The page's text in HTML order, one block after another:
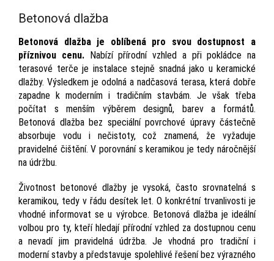
Betonová dlažba
Betonová dlažba je oblíbená pro svou dostupnost a
příznivou cenu.Nabízí přírodní vzhled a při pokládce na
terasové terče je instalace stejně snadná jako u keramické
dlažby. Výsledkem je odolná a nadčasová terasa, která dobře
zapadne k moderním i tradičním stavbám. Je však třeba
počítat s menším výběrem designů, barev a formátů.
Betonová dlažba bez speciální povrchové úpravy částečně
absorbuje vodu i nečistoty, což znamená, že vyžaduje
pravidelné čištění. V porovnání s keramikou je tedy náročnější
na údržbu.
Životnost betonové dlažby je vysoká, často srovnatelná s
keramikou, tedy v řádu desítek let. O konkrétní trvanlivosti je
vhodné informovat se u výrobce. Betonová dlažba je ideální
volbou pro ty, kteří hledají přírodní vzhled za dostupnou cenu
a nevadí jim pravidelná údržba. Je vhodná pro tradiční i
moderní stavby a představuje spolehlivé řešení bez výrazného